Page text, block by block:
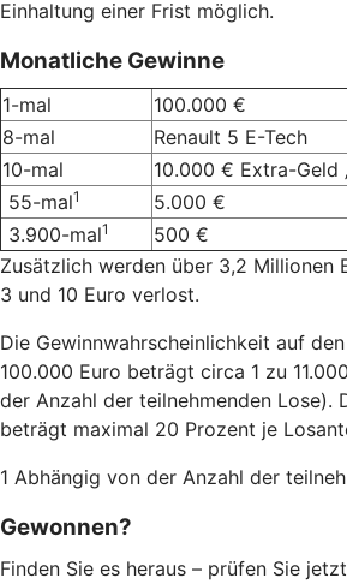
Einhaltung einer Frist möglich.
Monatliche Gewinne
1-mal
100.000 €
8-mal
Renault 5 E-Tech
10-mal
10.000 € Extra-Geld
55-mal1
5.000 €
3.900-mal1
500 €
Zusätzlich werden über 3,2 Millionen
3 und 10 Euro verlost.
Die Gewinnwahrscheinlichkeit auf
100.000 Euro beträgt circa 1 zu
der Anzahl der teilnehmenden Lose).
beträgt maximal 20 Prozent je
1 Abhängig von der Anzahl der
Gewonnen?
Finden Sie es heraus – prüfen Sie